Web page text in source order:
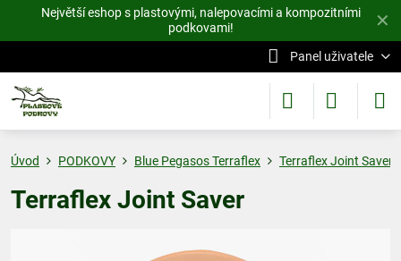
✕
Největší eshop s plastovými, nalepovacími a kompozitními
podkovami!
Panel uživatele
Úvod PODKOVY Blue Pegasos Terraflex Terraflex Joint Saver
Terraflex Joint Saver